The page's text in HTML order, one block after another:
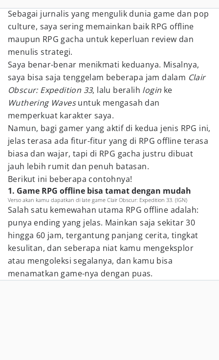
Sebagai jurnalis yang mengulik dunia game dan pop
culture, saya sering memainkan baik RPG offline
maupun RPG gacha untuk keperluan review dan
menulis strategi.
Saya benar-benar menikmati keduanya. Misalnya,
saya bisa saja tenggelam beberapa jam dalam Clair
Obscur: Expedition 33, lalu beralih login ke
Wuthering Wavesuntuk mengasah dan
memperkuat karakter saya.
Namun, bagi gamer yang aktif di kedua jenis RPG ini,
jelas terasa ada fitur-fitur yang di RPG offline terasa
biasa dan wajar, tapi di RPG gacha justru dibuat
jauh lebih rumit dan penuh batasan.
Berikut ini beberapa contohnya!
1. Game RPG offline bisa tamat dengan mudah
Verso akan kamu dapatkan di late game Clair Obscur: Expedition 33. (IGN)
Salah satu kemewahan utama RPG offline adalah:
punya ending yang jelas. Mainkan saja sekitar 30
hingga 60 jam, tergantung panjang cerita, tingkat
kesulitan, dan seberapa niat kamu mengeksplor
atau mengoleksi segalanya, dan kamu bisa
menamatkan game-nya dengan puas.